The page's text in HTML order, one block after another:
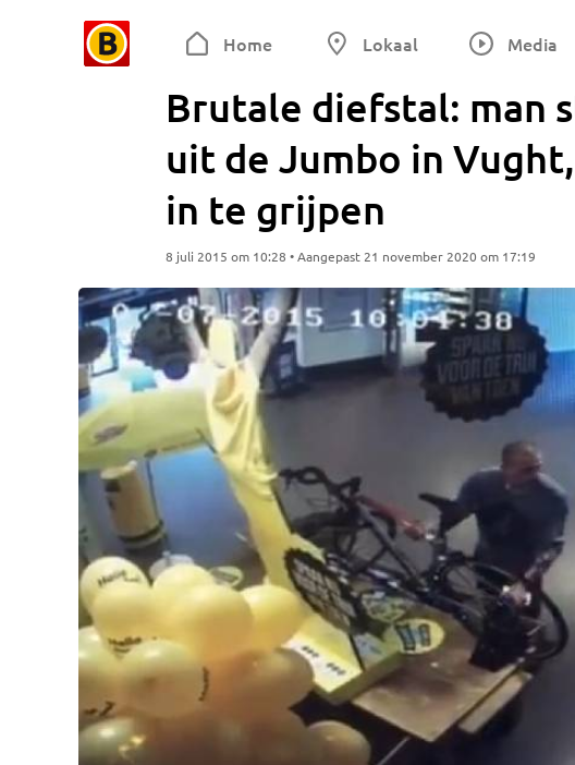
Home Lokaal Media
Brutale diefstal: man
uit de Jumbo in
in te grijpen
8 juli 2015 om 10:28 • Aangepast 21 november 2020 om 17:19